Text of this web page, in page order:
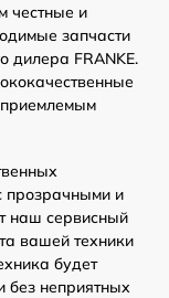
честные и
запчасти
дилера FRANKE.
приемлемым
прозрачными и
наш сервисный
вашей техники
будет
без неприятных